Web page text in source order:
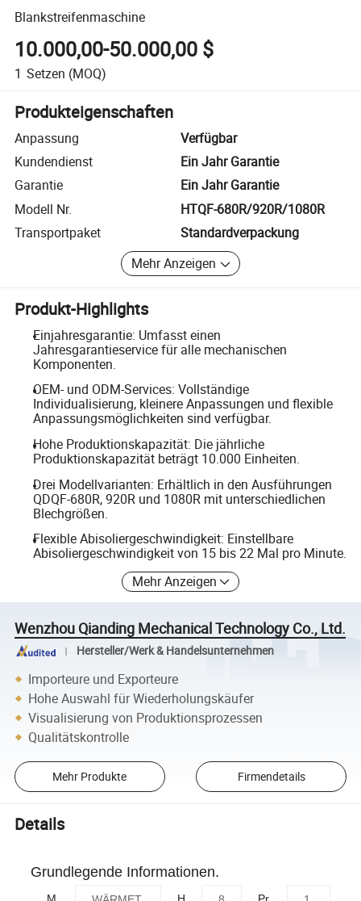
Blankstreifenmaschine
10.000,00-50.000,00 $
1 Setzen (MOQ)
Produkteigenschaften
Anpassung
Verfügbar
Kundendienst
Ein Jahr Garantie
Garantie
Ein Jahr Garantie
Modell Nr.
HTQF-680R/920R/1080R
Transportpaket
Standardverpackung
Mehr Anzeigen
Produkt-Highlights
Einjahresgarantie: Umfasst einen
Jahresgarantieservice für alle mechanischen
Komponenten.
OEM- und ODM-Services: Vollständige
Individualisierung, kleinere Anpassungen und flexible
Anpassungsmöglichkeiten sind verfügbar.
Hohe Produktionskapazität: Die jährliche
Produktionskapazität beträgt 10.000 Einheiten.
Drei Modellvarianten: Erhältlich in den Ausführungen
QDQF-680R, 920R und 1080R mit unterschiedlichen
Blechgrößen.
Flexible Abisoliergeschwindigkeit: Einstellbare
Abisoliergeschwindigkeit von 15 bis 22 Mal pro Minute.
Mehr Anzeigen
Wenzhou Qianding Mechanical Technology Co., Ltd.
Hersteller/Werk & Handelsunternehmen
Importeure und Exporteure
Hohe Auswahl für Wiederholungskäufer
Visualisierung von Produktionsprozessen
Qualitätskontrolle
Mehr Produkte Firmendetails
Details
Grundlegende Informationen.